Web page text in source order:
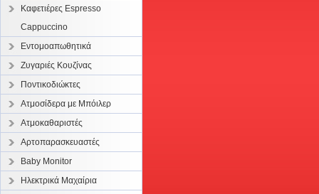
Καφετιέρες Espresso
Cappuccino
Εντομοαπωθητικά
Ζυγαριές Κουζίνας
Ποντικοδιώκτες
Ατμοσίδερα με Μπόιλερ
Ατμοκαθαριστές
Αρτοπαρασκευαστές
Baby Monitor
Ηλεκτρικά Μαχαίρια